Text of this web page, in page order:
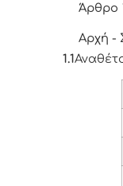
Άρθρο
Αρχή -
1.1